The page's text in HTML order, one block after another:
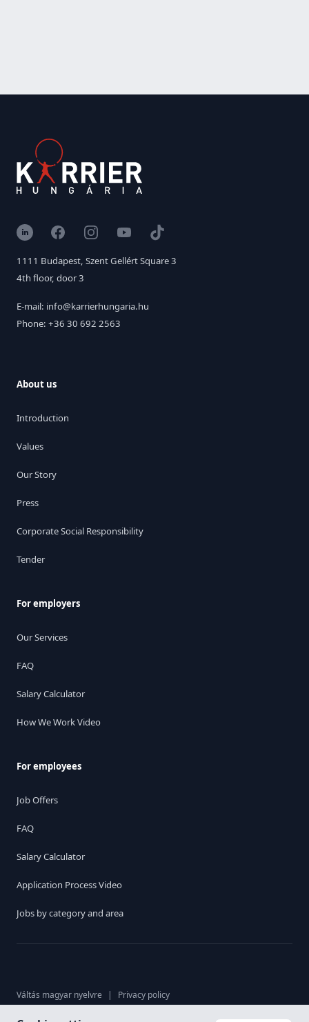
LinkedInFacebookInstagramYouTubeTikTok
1111 Budapest, Szent Gellért Square 3
4th floor, door 3
E-mail: info@karrierhungaria.hu
Phone: +36 30 692 2563
About us
Introduction
Values
Our Story
Press
Corporate Social Responsibility
Tender
For employers
Our Services
FAQ
Salary Calculator
How We Work Video
For employees
Job Offers
FAQ
Salary Calculator
Application Process Video
Jobs by category and area
Váltás magyar nyelvre | Privacy policy